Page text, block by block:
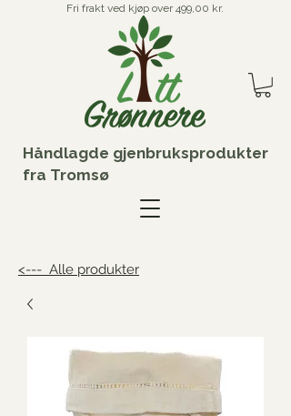
Fri frakt ved kjøp over 499,00 kr.
Håndlagde gjenbruksprodukter
fra Tromsø
<--- Alle produkter